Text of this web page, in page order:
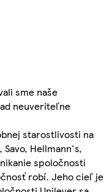
sme naše
neuveriteľne
starostlivosti na
Hellmann's,
spoločnosti
robí. Jeho cieľ je